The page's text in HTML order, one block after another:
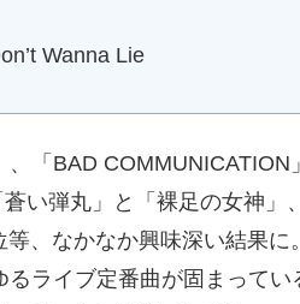
Wanna Lie
「BAD
い弾丸」と「裸足の女神」
、なかなか興味深い結果に。
ライブ定番曲が固まってい